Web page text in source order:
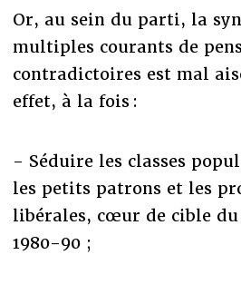
Or, au sein du parti, la
multiples courants de
contradictoires est mal
effet, à la fois :
- Séduire les classes
les petits patrons et les
libérales, cœur de cible du
1980-90 ;